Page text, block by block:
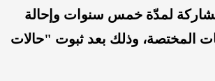
لمدّة خمس سنوات وإحالة
المختصة، وذلك بعد ثبوت "حالات